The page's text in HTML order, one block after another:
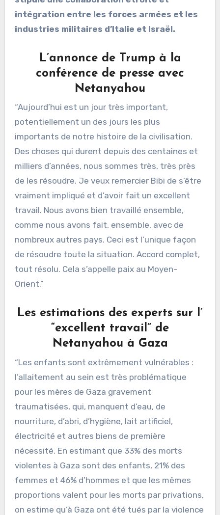
intégration entre les forces armées et les
industries militaires d’Italie et Israël.
L’annonce de Trump à la
conférence de presse avec
Netanyahou
“Aujourd’hui est un jour très important,
potentiellement un des jours les plus
importants de notre histoire de la civilisation.
Des choses qui durent depuis des centaines et
milliers d’années, nous sommes très, très près
de les résoudre. Je veux remercier Bibi de s’être
vraiment impliqué et d’avoir fait un excellent
travail. Nous avons bien travaillé ensemble,
comme nous avons fait, ensemble, avec de
nombreux autres pays. Ceci est l’unique façon
de résoudre toute la situation. Accord complet,
tout résolu. Cela s’appelle paix au Moyen-
Orient.”
Les estimations des experts sur l’
“excellent travail” de
Netanyahou à Gaza
“Les enfants sont extrêmement vulnérables :
l’allaitement au sein est très problématique
pour les mères de Gaza gravement
traumatisées, qui, manquent d’eau, de
nourriture, d’abri, d’hygiène, lait artificiel,
électricité et autres biens de première
nécessité. En estimant que 33% des morts
violentes à Gaza sont des enfants, 21% des
femmes et 46% d’hommes et que les mêmes
proportions valent pour les morts par privations,
on estime qu’à Gaza ont été tués par la violence